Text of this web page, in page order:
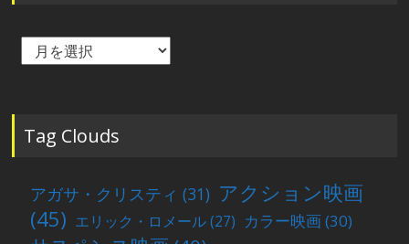
毎
稿
Tag Clouds
アガサ・クリスティ (31) アクション映画
(45) エリック・ロメール(27) カラー映画(30)